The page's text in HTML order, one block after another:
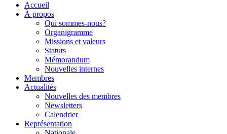
Accueil
À propos
Qui sommes-nous?
Organigramme
Missions et valeurs
Statuts
Mémorandum
Nouvelles internes
Membres
Actualités
Nouvelles des membres
Newsletters
Calendrier
Représentation